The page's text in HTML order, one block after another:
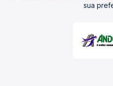
sua